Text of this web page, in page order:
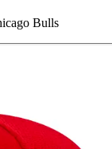
Bulls